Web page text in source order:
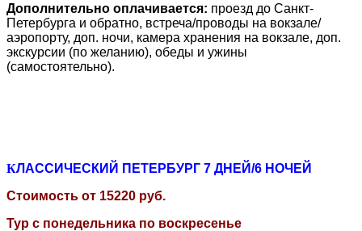
Дополнительно оплачивается: проезд до Санкт-
Петербурга и обратно, встреча/проводы на вокзале/
аэропорту, доп. ночи, камера хранения на вокзале, доп.
экскурсии (по желанию), обеды и ужины
(самостоятельно).
КЛАССИЧЕСКИЙ ПЕТЕРБУРГ 7 ДНЕЙ/6 НОЧЕЙ
Стоимость от 15220 руб.
Тур с понедельника по воскресенье